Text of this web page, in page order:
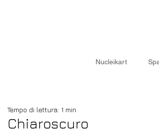
Nucleikart
Chiaroscuro
Tempo di lettura: 1 min